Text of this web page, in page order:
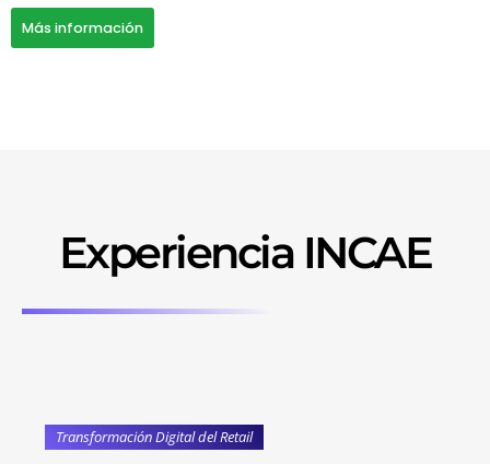
Más información
Experiencia INCAE
Digital del Retail